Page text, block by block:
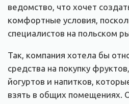
ведомство, что хочет
комфортные условия,
специалистов на польском
Так, компания хотела бы
средства на покупку
йогуртов и напитков,
взять в общих помещениях.